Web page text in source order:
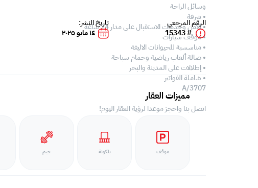
وسائل الراحة
• شرفة
• الأمن وخدمات الاستقبال على مدار 24 ساعة
• موقف سيارات
• مناسسبة للحيوانات الاليفة
• صالة ألعاب رياضية وحمام سباحة
• إطلالات على المدينة والبحر
• شاملة الفواتير
A/3707
اتصل بنا واحجز موعدا لرؤية العقار اليوم!
الرقم المرجعي
# 15343
تاريخ النشر:
١٤ مايو ٢٠٢٥
مميزات العقار
موقف بلكونة جيم